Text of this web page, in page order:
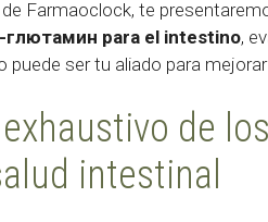
Farmaoclock, te
глютамин para el intestino,
puede ser tu aliado para
de
intestinal